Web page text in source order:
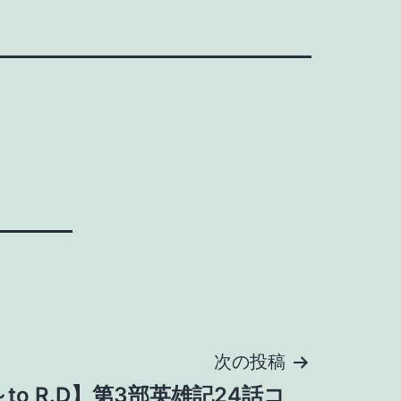
次の投稿
to R.D】第3部英雄記24話コ